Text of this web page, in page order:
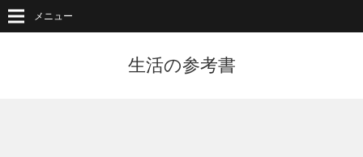
生活の参考書
メニュー